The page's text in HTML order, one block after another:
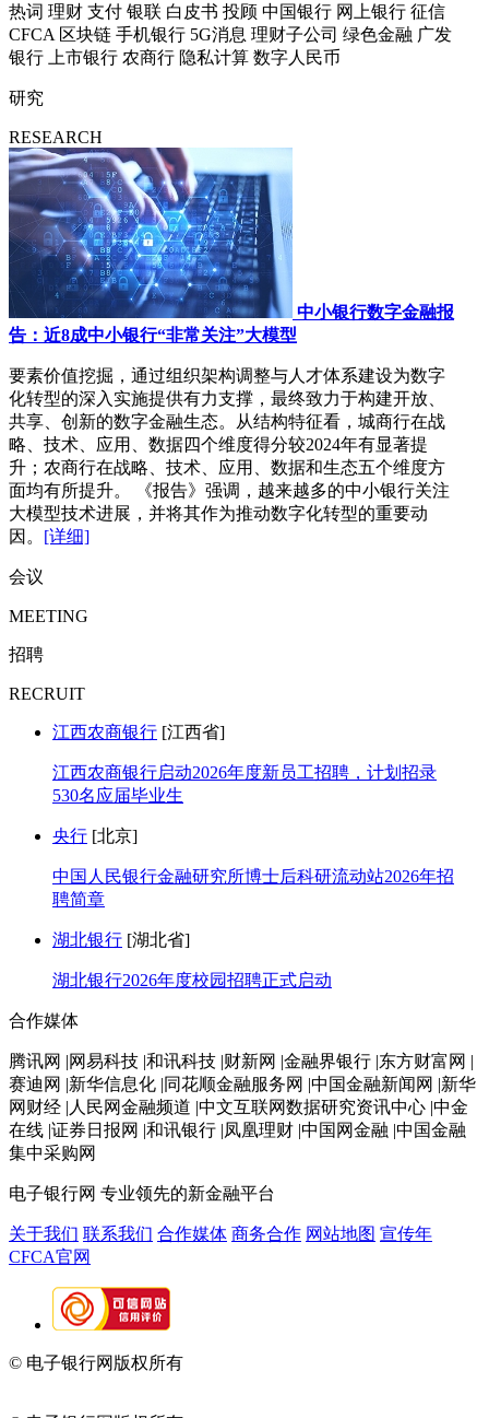
热词 理财 支付 银联 白皮书 投顾 中国银行 网上银行 征信
CFCA 区块链 手机银行 5G消息 理财子公司 绿色金融 广发
银行
上市银行 农商行 隐私计算 数字人民币
研究
RESEARCH
中小银行数字金融报
告：近8成中小银行“非常关注”大模型
要素价值挖掘，通过组织架构调整与人才体系建设为数字
化转型的深入实施提供有力支撑，最终致力于构建开放、
共享、创新的数字金融生态。从结构特征看，城商行在战
略、技术、应用、数据四个维度得分较2024年有显著提
升；农商行在战略、技术、应用、数据和生态五个维度方
面均有所提升。 《报告》强调，越来越多的中小银行关注
大模型技术进展，并将其作为推动数字化转型的重要动
因。 [详细]
会议
MEETING
招聘
RECRUIT
江西农商银行 [江西省]
江西农商银行启动2026年度新员工招聘，计划招录
530名应届毕业生
央行 [北京]
中国人民银行金融研究所博士后科研流动站2026年招
聘简章
湖北银行 [湖北省]
湖北银行2026年度校园招聘正式启动
合作媒体
腾讯网 |网易科技 |和讯科技 |财新网 |金融界银行 |东方财富网 |
赛迪网 |新华信息化 |同花顺金融服务网 |中国金融新闻网 |新华
网财经 |人民网金融频道 |中文互联网数据研究资讯中心 |中金
在线 |证券日报网 |和讯银行 |凤凰理财 |中国网金融 |中国金融
集中采购网
电子银行网 专业领先的新金融平台
关于我们 联系我们 合作媒体 商务合作 网站地图 宣传年
CFCA官网
© 电子银行网版权所有